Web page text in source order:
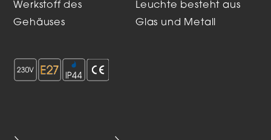
Werkstoff des
Gehäuses
Leuchte besteht aus
Glas und Metall